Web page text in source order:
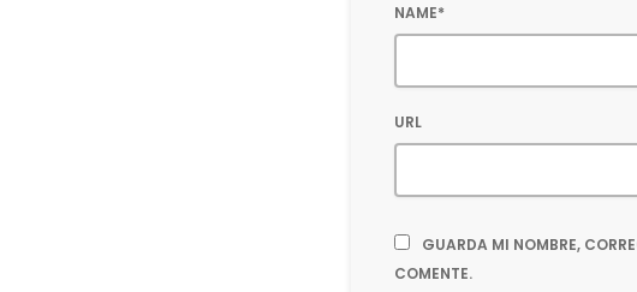
NAME*
URL
GUARDA MI NOMBRE,
COMENTE.